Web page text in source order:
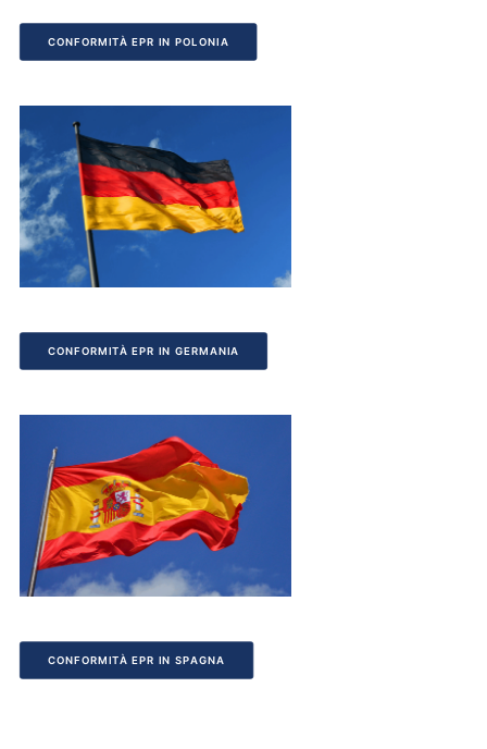
CONFORMITÀ EPR IN POLONIA
CONFORMITÀ EPR IN GERMANIA
CONFORMITÀ EPR IN SPAGNA